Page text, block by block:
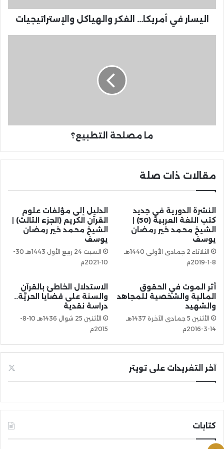
اليسار في أمريكا... الفكر والهياكل والإستراتيجيات
ما مصلحة التطبيع؟
مقالات ذات صلة
النشرة الدورية في جديد
كتب اللغة العربية (50) |
الشيخ محمد خير رمضان
يوسف
الثلاثاء 2 جمادى الأولى 1440هـ
8-1-2019م
الدليل إلى مؤلفات علوم
القرآن الكريم (الجزء الثالث) |
الشيخ محمد خير رمضان
يوسف
السبت 24 ربيع الأول 1443هـ 30-
10-2021م
أثر الموت في الحقوق
المالية والشخصية للمجاهد
والشهيد
الأثنين 5 جمادى الآخرة 1437هـ
14-3-2016م
الاستدلال الخاطئ بالقرآن
والسنة على قضايا الحريَّة..
دراسة نقدية
الأثنين 25 شوال 1436هـ 10-8-
2015م
آخر التغريدات على تويتر
كتابات